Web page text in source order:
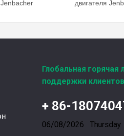
Фильтры UPF для
двигателя
Глобальная горячая
поддержки клиентов
+ 86-
06/08/2026 Thursday